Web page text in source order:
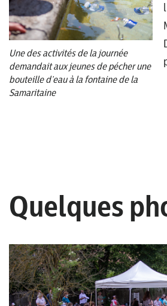
Une des activités de la journée
demandait aux jeunes de pécher une
bouteille d’eau à la fontaine de la
Samaritaine
Quelques